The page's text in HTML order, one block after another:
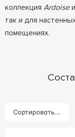
коллекция Ardoise
так и для
помещениях.
Сортировать...